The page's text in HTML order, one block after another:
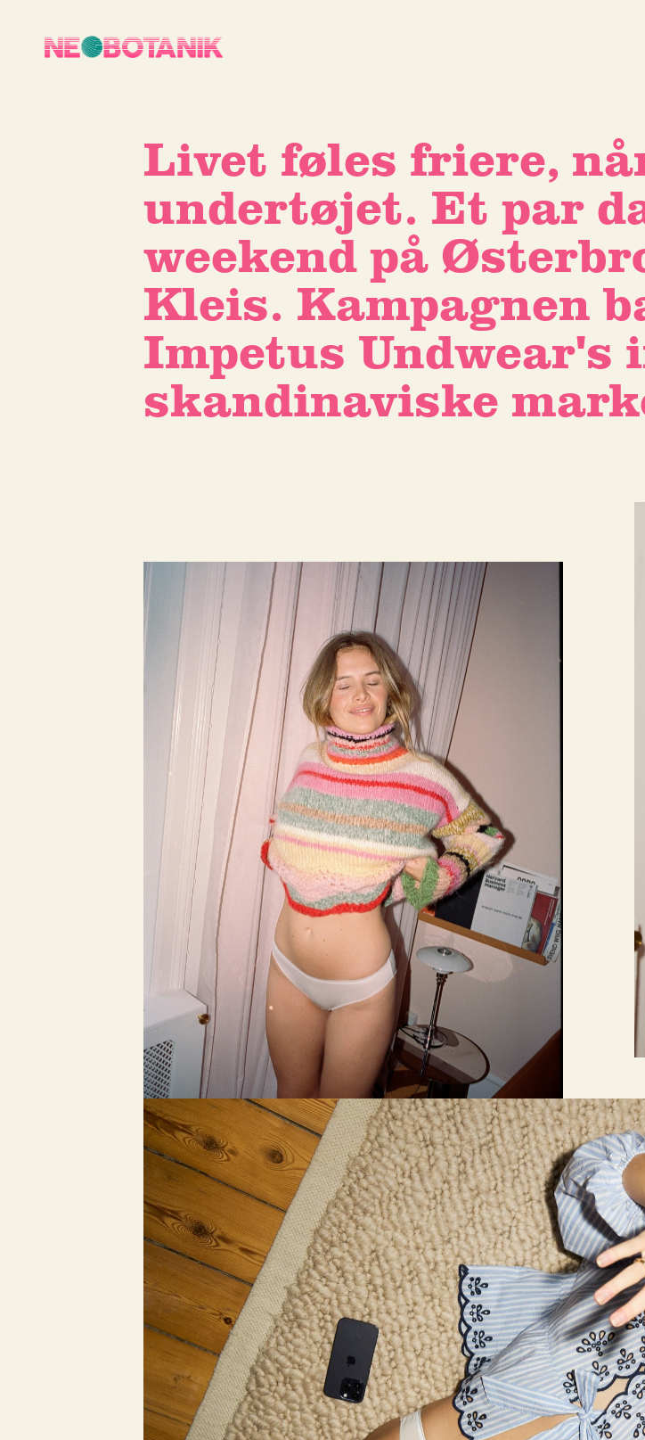
Livet føles friere,
undertøjet. Et par
weekend på
Kleis. Kampagnen
Impetus Undwear's
skandinaviske